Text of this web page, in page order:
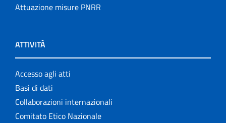
Attuazione misure PNRR
ATTIVITÀ
Accesso agli atti
Basi di dati
Collaborazioni internazionali
Comitato Etico Nazionale